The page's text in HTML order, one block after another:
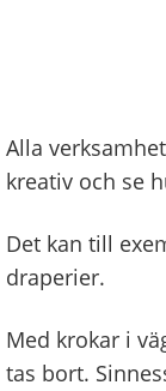
Alla
kreativ och se
Det kan till
draperier.
Med krokar i
tas bort.